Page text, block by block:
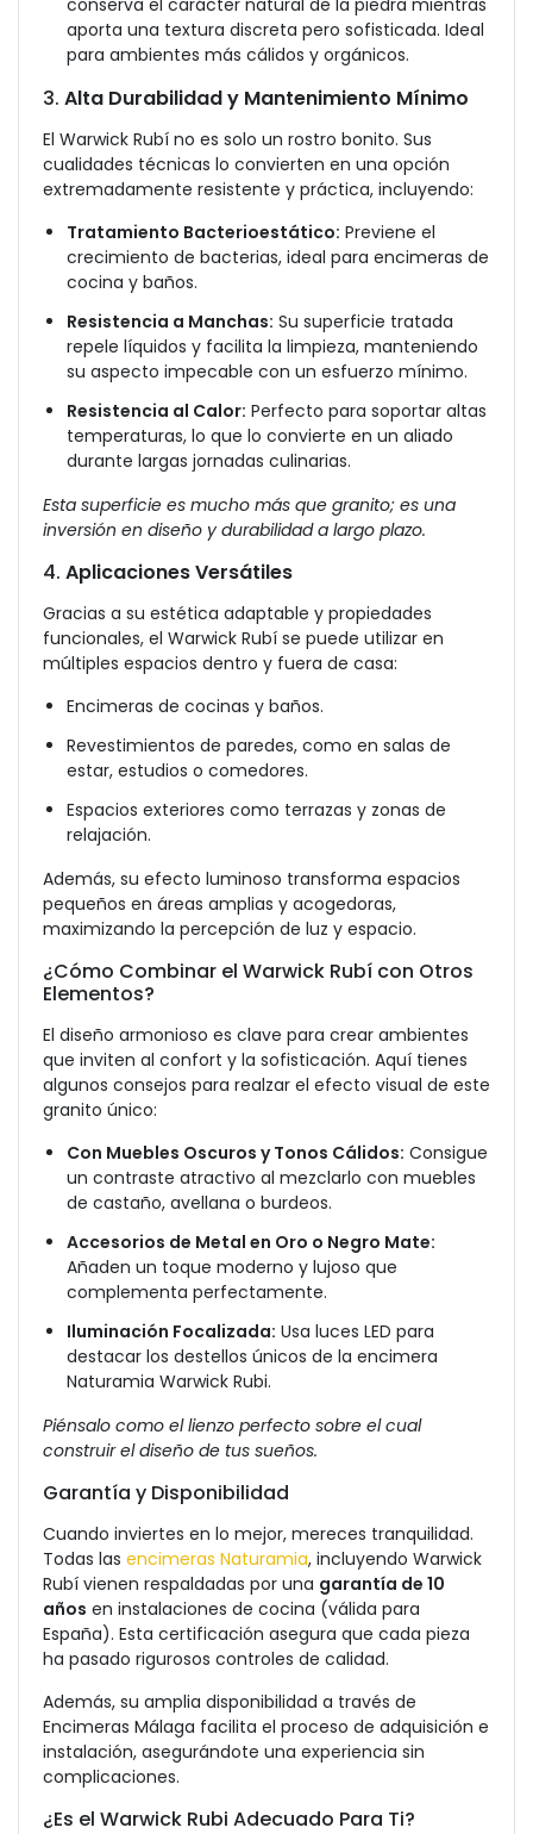
conserva el carácter natural de la piedra mientras
aporta una textura discreta pero sofisticada. Ideal
para ambientes más cálidos y orgánicos.
3. Alta Durabilidad y Mantenimiento Mínimo
El Warwick Rubí no es solo un rostro bonito. Sus
cualidades técnicas lo convierten en una opción
extremadamente resistente y práctica, incluyendo:
Tratamiento Bacterioestático: Previene el
crecimiento de bacterias, ideal para encimeras de
cocina y baños.
Resistencia a Manchas: Su superficie tratada
repele líquidos y facilita la limpieza, manteniendo
su aspecto impecable con un esfuerzo mínimo.
Resistencia al Calor: Perfecto para soportar altas
temperaturas, lo que lo convierte en un aliado
durante largas jornadas culinarias.
Esta superficie es mucho más que granito; es una
inversión en diseño y durabilidad a largo plazo.
4. Aplicaciones Versátiles
Gracias a su estética adaptable y propiedades
funcionales, el Warwick Rubí se puede utilizar en
múltiples espacios dentro y fuera de casa:
Encimeras de cocinas y baños.
Revestimientos de paredes, como en salas de
estar, estudios o comedores.
Espacios exteriores como terrazas y zonas de
relajación.
Además, su efecto luminoso transforma espacios
pequeños en áreas amplias y acogedoras,
maximizando la percepción de luz y espacio.
¿Cómo Combinar el Warwick Rubí con Otros
Elementos?
El diseño armonioso es clave para crear ambientes
que inviten al confort y la sofisticación. Aquí tienes
algunos consejos para realzar el efecto visual de este
granito único:
Con Muebles Oscuros y Tonos Cálidos: Consigue
un contraste atractivo al mezclarlo con muebles
de castaño, avellana o burdeos.
Accesorios de Metal en Oro o Negro Mate:
Añaden un toque moderno y lujoso que
complementa perfectamente.
Iluminación Focalizada: Usa luces LED para
destacar los destellos únicos de la encimera
Naturamia Warwick Rubi.
Piénsalo como el lienzo perfecto sobre el cual
construir el diseño de tus sueños.
Garantía y Disponibilidad
Cuando inviertes en lo mejor, mereces tranquilidad.
Todas las encimeras Naturamia, incluyendo Warwick
Rubí vienen respaldadas por una garantía de 10
años en instalaciones de cocina (válida para
España). Esta certificación asegura que cada pieza
ha pasado rigurosos controles de calidad.
Además, su amplia disponibilidad a través de
Encimeras Málaga facilita el proceso de adquisición e
instalación, asegurándote una experiencia sin
complicaciones.
¿Es el Warwick Rubi Adecuado Para Ti?